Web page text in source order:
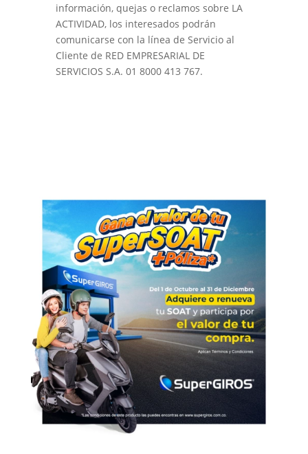
información, quejas o reclamos sobre LA
ACTIVIDAD, los interesados podrán
comunicarse con la línea de Servicio al
Cliente de RED EMPRESARIAL DE
SERVICIOS S.A. 01 8000 413 767.